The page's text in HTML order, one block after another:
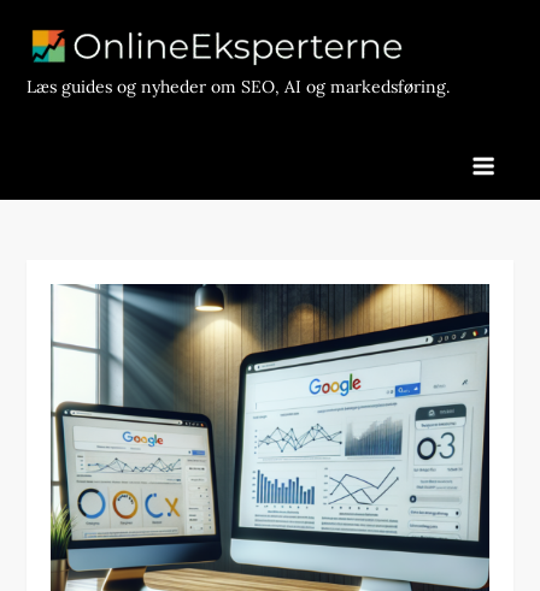
contentLæs guides og nyheder om SEO, AI og markedsføring.